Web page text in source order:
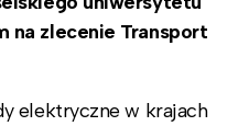
na zlecenie Transport
elektryczne w krajach